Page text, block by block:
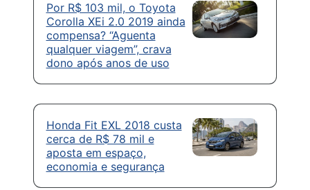
Por R$ 103 mil, o Toyota
Corolla XEi 2.0 2019 ainda
compensa? “Aguenta
qualquer viagem”, crava
dono após anos de uso
Honda Fit EXL 2018 custa
cerca de R$ 78 mil e
aposta em espaço,
economia e segurança